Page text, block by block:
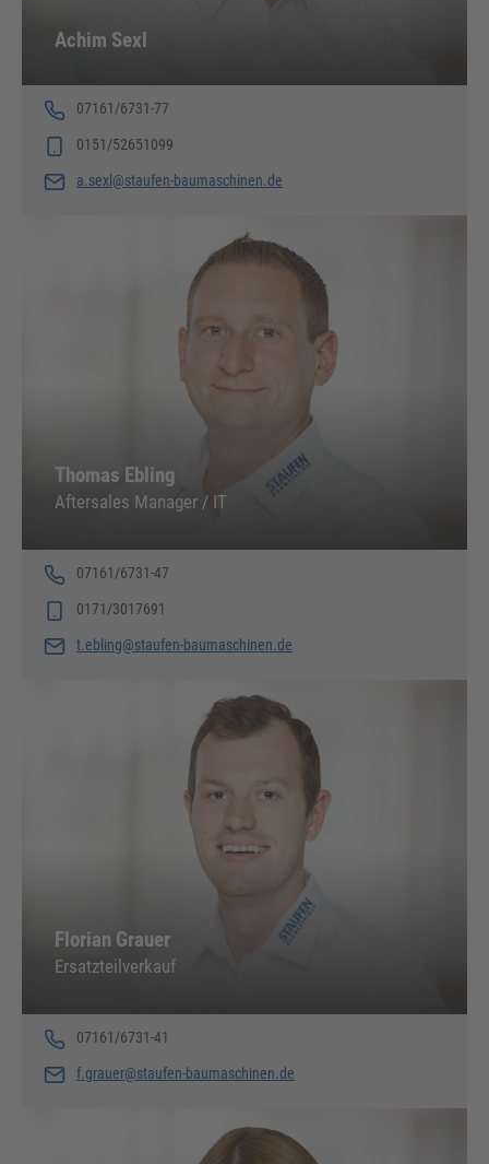
Achim Sexl
07161/6731-77
0151/52651099
a.sexl@staufen-baumaschinen.de
Thomas Ebling
Aftersales Manager / IT
07161/6731-47
0171/3017691
t.ebling@staufen-baumaschinen.de
Florian Grauer
Ersatzteilverkauf
07161/6731-41
f.grauer@staufen-baumaschinen.de